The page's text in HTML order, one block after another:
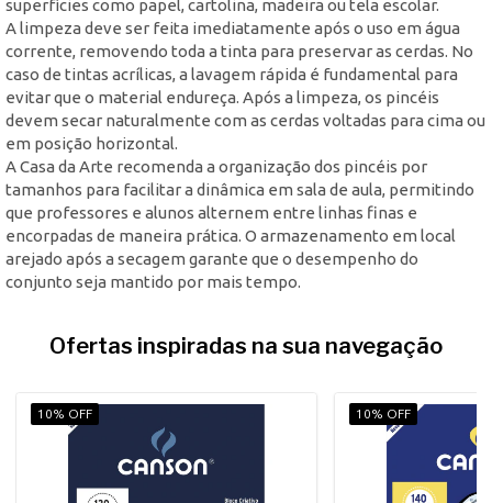
superfícies como papel, cartolina, madeira ou tela escolar.
A limpeza deve ser feita imediatamente após o uso em água
corrente, removendo toda a tinta para preservar as cerdas. No
caso de tintas acrílicas, a lavagem rápida é fundamental para
evitar que o material endureça. Após a limpeza, os pincéis
devem secar naturalmente com as cerdas voltadas para cima ou
em posição horizontal.
A Casa da Arte recomenda a organização dos pincéis por
tamanhos para facilitar a dinâmica em sala de aula, permitindo
que professores e alunos alternem entre linhas finas e
encorpadas de maneira prática. O armazenamento em local
arejado após a secagem garante que o desempenho do
conjunto seja mantido por mais tempo.
Ofertas inspiradas na sua navegação
10% OFF 10% OFF